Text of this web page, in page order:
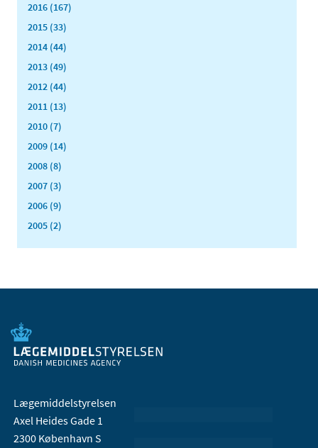
2016 (167)
2015 (33)
2014 (44)
2013 (49)
2012 (44)
2011 (13)
2010 (7)
2009 (14)
2008 (8)
2007 (3)
2006 (9)
2005 (2)
Lægemiddelstyrelsen
Axel Heides Gade 1
2300 København S